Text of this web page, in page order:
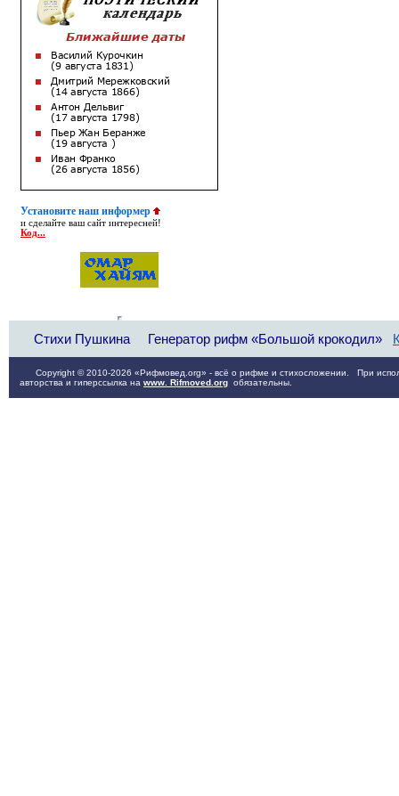
Установите наш информер
и сделайте ваш сайт интересней!
Код...
Стихи Пушкина Генератор рифм «Большой крокодил»
Copyright © 2010-2026 «Рифмовед.org» - всё о рифме и стихосложении. При
авторства и гиперссылка на www. Rifmoved.org обязательны.